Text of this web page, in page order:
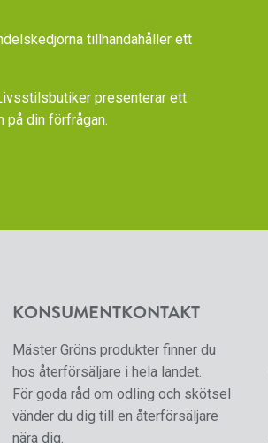
tillhandahåller ett
presenterar ett
på din förfrågan.
KONSUMENTKONTAKT
Mäster Gröns produkter finner du
hos återförsäljare i hela landet.
För goda råd om odling och skötsel
vänder du dig till en återförsäljare
nära dig.